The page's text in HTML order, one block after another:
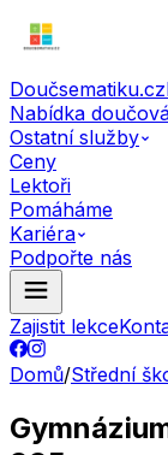
Doučsematiku.cz
Nabídka
Ostatní služby
Ceny
Lektoři
Pomáháme
Kariéra
Podpořte nás
Zajistit lekce
Domů/Střední